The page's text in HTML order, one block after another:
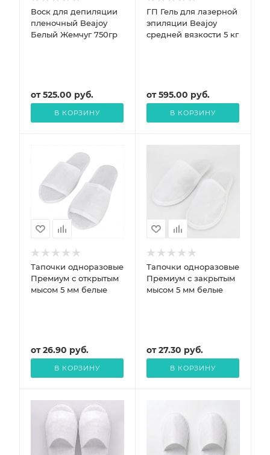
Воск для депиляции
пленочный Beajoy
Белый Жемчуг 750гр
от525.00 руб.
В КОРЗИНУ
ГП Гель для лазерной
эпиляции Beajoy
средней вязкости 5 кг
от595.00 руб.
В КОРЗИНУ
Тапочки одноразовые
Премиум с открытым
мысом 5 мм белые
от26.90 руб.
В КОРЗИНУ
Тапочки одноразовые
Премиум с закрытым
мысом 5 мм белые
от27.30 руб.
В КОРЗИНУ